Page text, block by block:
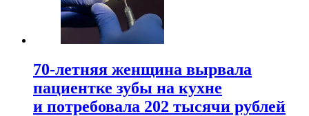
70-летняя женщина вырвала
пациентке зубы на кухне
и потребовала 202 тысячи рублей